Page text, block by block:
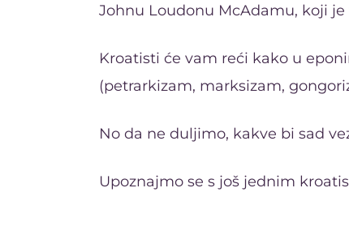
Johnu Loudonu McAdamu, koji
Kroatisti će vam reći kako u
(petrarkizam, marksizam,
No da ne duljimo, kakve bi sad
Upoznajmo se s još jednim